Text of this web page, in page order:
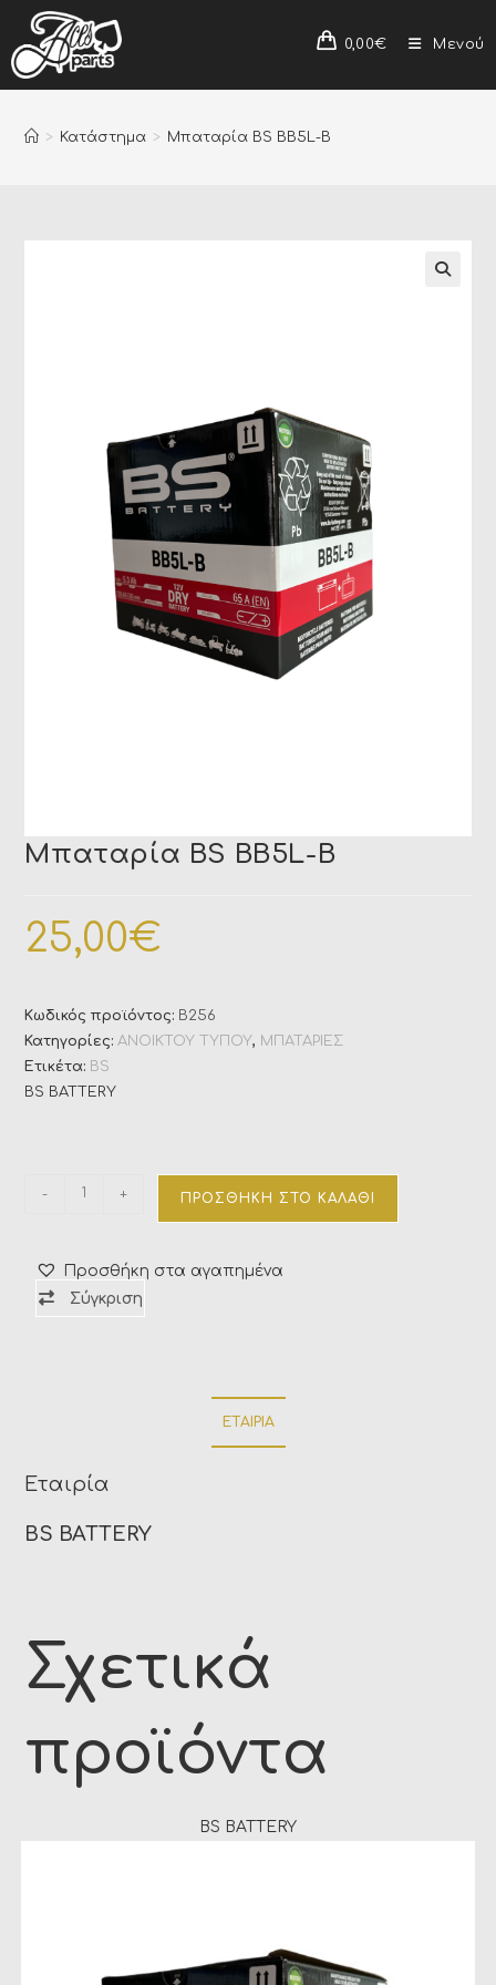
0,00€ Μενού
> Κατάστημα > Μπαταρία BS BB5L-B
Μπαταρία BS BB5L-B
25,00€
Κωδικός προϊόντος: B256
Κατηγορίες:ΑΝΟΙΚΤΟΥ ΤΥΠΟΥ, ΜΠΑΤΑΡΙΕΣ
Ετικέτα: BS
BS BATTERY
- + ΠΡΟΣΘΉΚΗ ΣΤΟ ΚΑΛΆΘΙ
Προσθήκη στα αγαπημένα
Σύγκριση
ΕΤΑΙΡΊΑ
Εταιρία
BS BATTERY
Σχετικά
προϊόντα
BS BATTERY